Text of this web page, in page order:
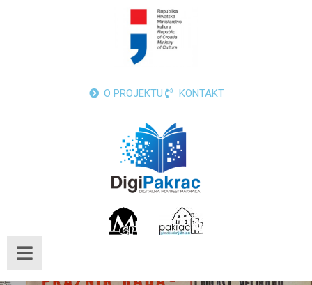
O PROJEKTU KONTAKT